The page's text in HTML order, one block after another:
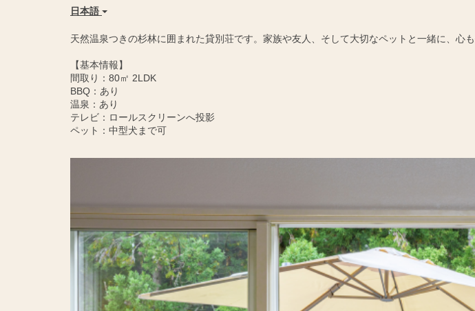
日本語
天然温泉つきの杉林に囲まれた貸別荘です。家族や友人、そして大切なペットと一緒に、心
【基本情報】
間取り：80㎡ 2LDK
BBQ：あり
温泉：あり
テレビ：ロールスクリーンへ投影
ペット：中型犬まで可